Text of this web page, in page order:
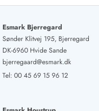
Esmark Bjerregard
Sønder Klitvej 195, Bjerregard
DK-6960 Hvide Sande
bjerregaard@esmark.dk
Tel: 00 45 69 15 96 12